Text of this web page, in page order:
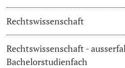
Rechtswissenschaft
Rechtswissenschaft -
Bachelorstudienfach